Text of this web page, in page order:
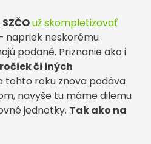
SZČOuž skompletizovať
napriek neskorému
podané. Priznanie ako i
či iných
tohto roku znova podáva
navyše tu máme dilemu
jednotky. Tak ako na